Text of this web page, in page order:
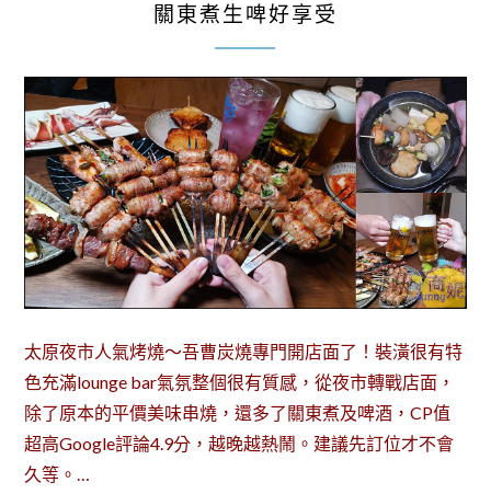
關東煮生啤好享受
太原夜市人氣烤燒～吾曹炭燒專門開店面了！裝潢很有特
色充滿lounge bar氣氛整個很有質感，從夜市轉戰店面，
除了原本的平價美味串燒，還多了關東煮及啤酒，CP值
超高Google評論4.9分，越晚越熱鬧。建議先訂位才不會
久等。…